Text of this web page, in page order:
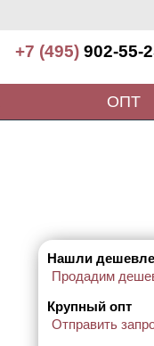
+7 (495) 902-55-
ОПТ
Нашли
Продадим
Крупный опт
Отправить